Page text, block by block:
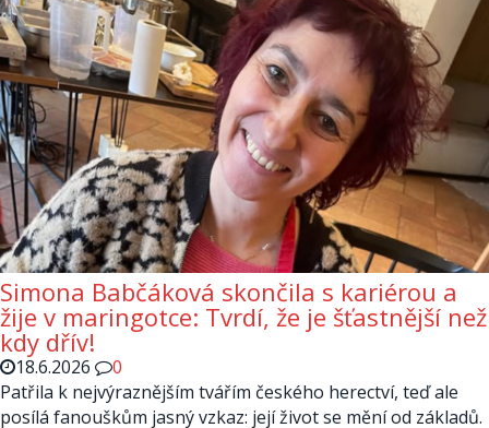
Simona Babčáková skončila s kariérou a
žije v maringotce: Tvrdí, že je šťastnější než
kdy dřív!
18.6.2026
0
Patřila k nejvýraznějším tvářím českého herectví, teď ale
posílá fanouškům jasný vzkaz: její život se mění od základů.